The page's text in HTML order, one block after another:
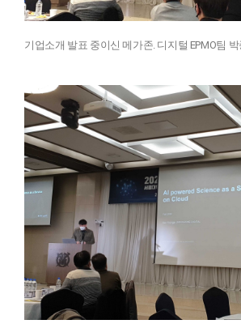
기업소개 발표 중이신 메가존. 디지털 EPMO팀